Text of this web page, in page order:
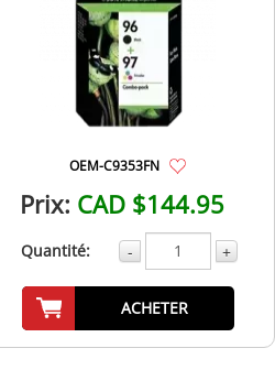
OEM-C9353FN
Prix: CAD $144.95
Quantité: - +
ACHETER